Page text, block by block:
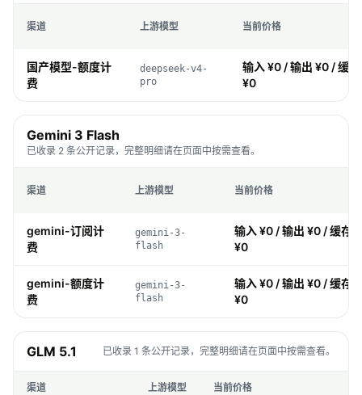
渠道 上游模型 当前价格
国产模型-额度计
费
deepseek-v4-
pro
输入 ¥0 / 输出 ¥0 / 缓
¥0
Gemini 3 Flash
已收录 2 条公开记录，完整明细请在页面中按需查看。
渠道 上游模型 当前价格
gemini-订阅计
费
gemini-3-
flash
输入 ¥0 / 输出 ¥0 / 缓存
¥0
gemini-额度计
费
gemini-3-
flash
输入 ¥0 / 输出 ¥0 / 缓存
¥0
GLM 5.1 已收录 1 条公开记录，完整明细请在页面中按需查看。
渠道 上游模型 当前价格